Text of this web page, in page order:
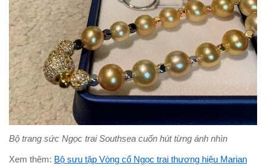
Bộ trang sức Ngọc trai Southsea cuốn hút từng ánh nhìn
Xem thêm: Bộ sưu tập Vòng cổ Ngọc trai thương hiệu Marian